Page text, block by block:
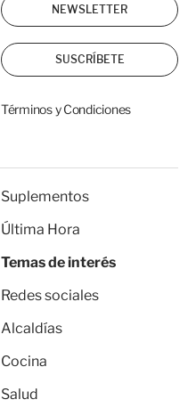
NEWSLETTER
SUSCRÍBETE
Términos y Condiciones
Suplementos
Última Hora
Temas de interés
Redes sociales
Alcaldías
Cocina
Salud